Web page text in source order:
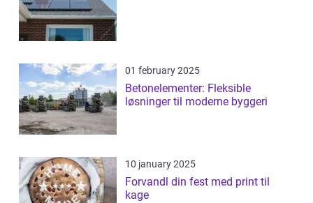
01 february 2025
Betonelementer: Fleksible
løsninger til moderne byggeri
10 january 2025
Forvandl din fest med print til
kage